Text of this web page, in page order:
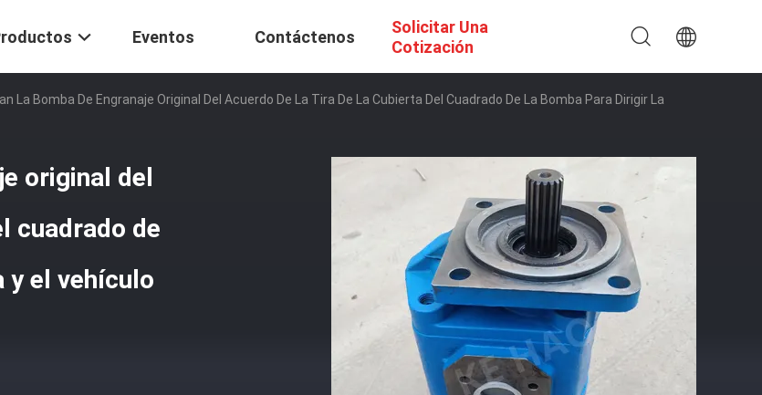
Eventos Contáctenos
Solicitar Una
Cotización
La Bomba De Engranaje Original Del Acuerdo De La Tira De La Cubierta Del Cuadrado De La Bomba Para Dirigir La
original del
cuadrado de
y el vehículo